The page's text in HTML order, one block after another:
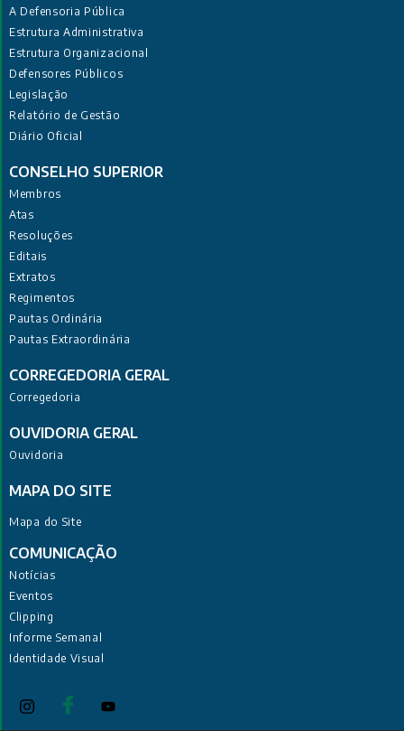
A Defensoria Pública
Estrutura Administrativa
Estrutura Organizacional
Defensores Públicos
Legislação
Relatório de Gestão
Diário Oficial
CONSELHO SUPERIOR
Membros
Atas
Resoluções
Editais
Extratos
Regimentos
Pautas Ordinária
Pautas Extraordinária
CORREGEDORIA GERAL
Corregedoria
OUVIDORIA GERAL
Ouvidoria
MAPA DO SITE
Mapa do Site
COMUNICAÇÃO
Notícias
Eventos
Clipping
Informe Semanal
Identidade Visual